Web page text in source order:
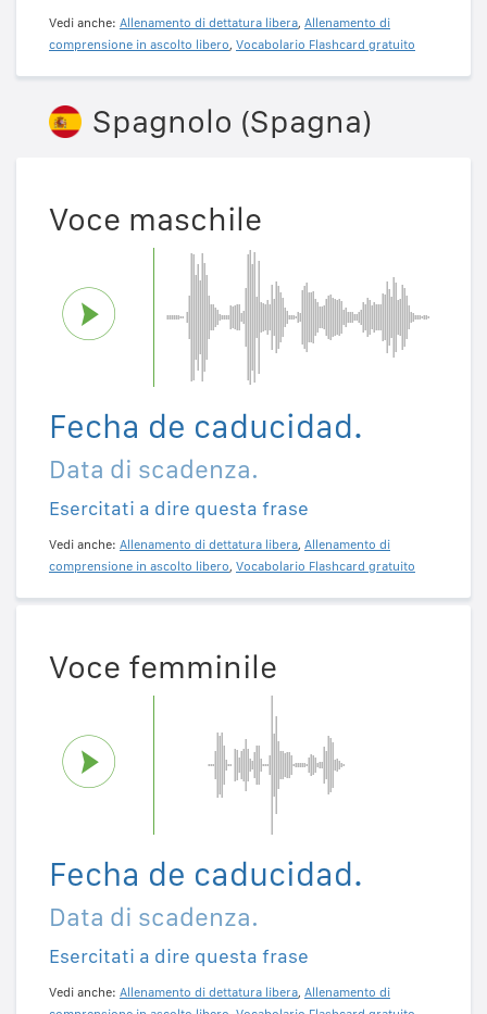
Vedi anche: Allenamento di dettatura libera, Allenamento di
comprensione in ascolto libero, Vocabolario Flashcard gratuito
Spagnolo (Spagna)
Voce maschile
Fecha de caducidad.
Data di scadenza.
Esercitati a dire questa frase
Vedi anche: Allenamento di dettatura libera, Allenamento di
comprensione in ascolto libero, Vocabolario Flashcard gratuito
Voce femminile
Fecha de caducidad.
Data di scadenza.
Esercitati a dire questa frase
Vedi anche: Allenamento di dettatura libera, Allenamento di